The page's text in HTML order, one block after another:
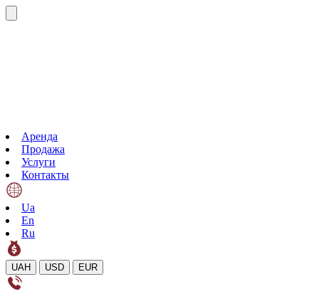
Аренда
Продажа
Услуги
Контакты
Ua
En
Ru
UAH USD EUR